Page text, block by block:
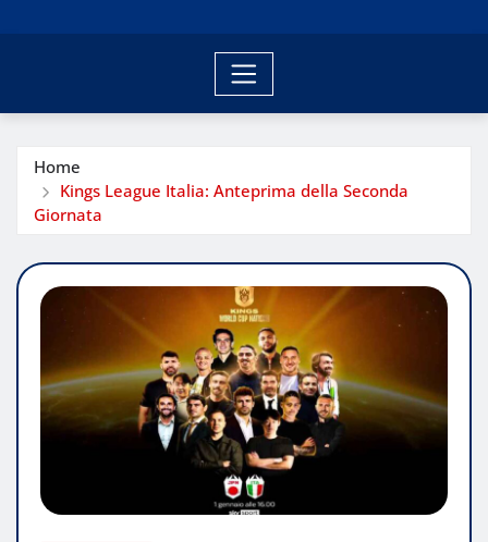
Home
Kings League Italia: Anteprima della Seconda
Giornata